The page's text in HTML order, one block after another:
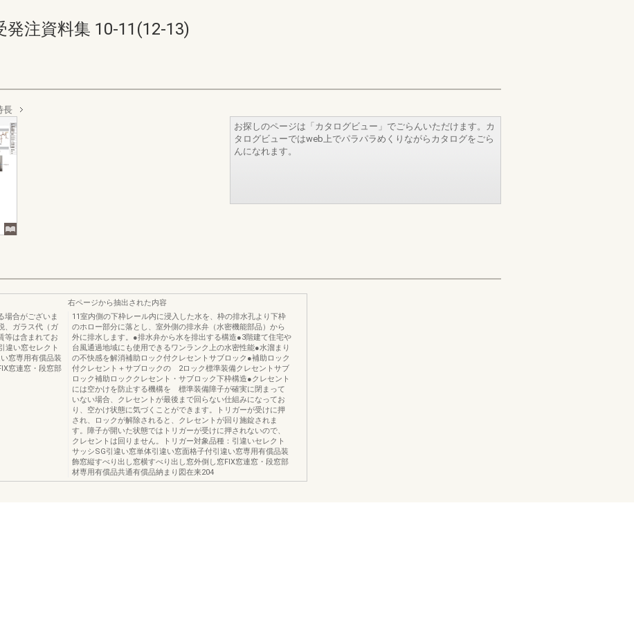
注資料集 10-11(12-13)
長
お探しのページは「カタログビュー」でごらんいただけます。カ
タログビューではweb上でパラパラめくりながらカタログをごら
んになれます。
場合がございま
、ガラス代（ガ
等は含まれてお
違い窓セレクト
窓専用有償品装
窓連窓・段窓部
右ページから抽出された内容
11室内側の下枠レール内に浸入した水を、枠の排水孔より下枠
のホロー部分に落とし、室外側の排水弁（水密機能部品）から
外に排水します。●排水弁から水を排出する構造●3階建て住宅や
台風通過地域にも使用できるワンランク上の水密性能●水溜まり
の不快感を解消補助ロック付クレセントサブロック●補助ロック
付クレセント＋サブロックの 2ロック標準装備クレセントサブ
ロック補助ロッククレセント・サブロック下枠構造●クレセント
には空かけを防止する機構を 標準装備障子が確実に閉まって
いない場合、クレセントが最後まで回らない仕組みになってお
り、空かけ状態に気づくことができます。トリガーが受けに押
され、ロックが解除されると、クレセントが回り施錠されま
す。障子が開いた状態ではトリガーが受けに押されないので、
クレセントは回りません。トリガー対象品種：引違いセレクト
サッシSG引違い窓単体引違い窓面格子付引違い窓専用有償品装
飾窓縦すべり出し窓横すべり出し窓外倒し窓FIX窓連窓・段窓部
材専用有償品共通有償品納まり図在来204